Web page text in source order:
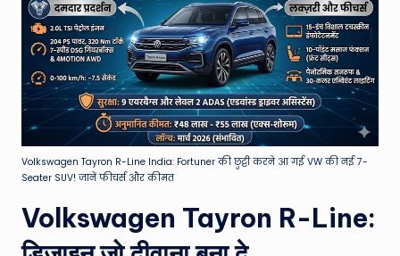
Volkswagen Tayron R-Line India: Fortuner की छुट्टी करने आ गई VW की नई 7-
Seater SUV! जानें फीचर्स और कीमत
Volkswagen Tayron R-Line: